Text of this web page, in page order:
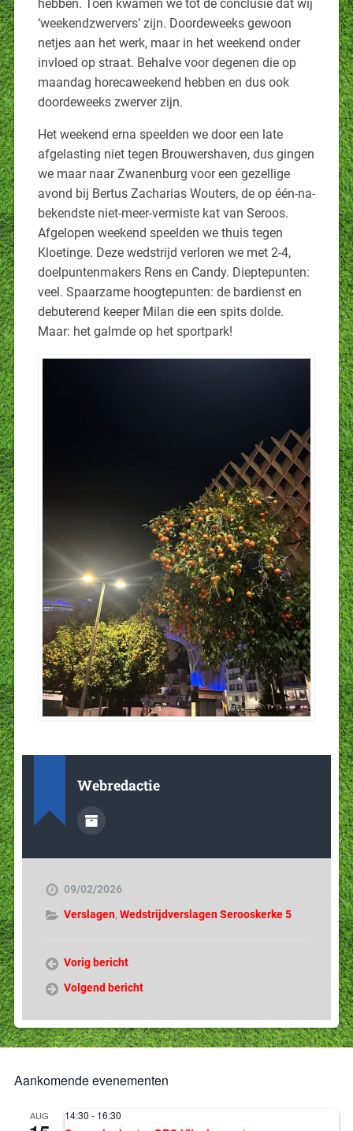
hebben. Toen kwamen we tot de conclusie dat wij
‘weekendzwervers’ zijn. Doordeweeks gewoon
netjes aan het werk, maar in het weekend onder
invloed op straat. Behalve voor degenen die op
maandag horecaweekend hebben en dus ook
doordeweeks zwerver zijn.
Het weekend erna speelden we door een late
afgelasting niet tegen Brouwershaven, dus gingen
we maar naar Zwanenburg voor een gezellige
avond bij Bertus Zacharias Wouters, de op één-na-
bekendste niet-meer-vermiste kat van Seroos.
Afgelopen weekend speelden we thuis tegen
Kloetinge. Deze wedstrijd verloren we met 2-4,
doelpuntenmakers Rens en Candy. Dieptepunten:
veel. Spaarzame hoogtepunten: de bardienst en
debuterend keeper Milan die een spits dolde.
Maar: het galmde op het sportpark!
Webredactie
09/02/2026
Verslagen,Wedstrijdverslagen Serooskerke 5
Vorig bericht
Volgend bericht
Aankomende evenementen
AUG 14:30 - 16:30